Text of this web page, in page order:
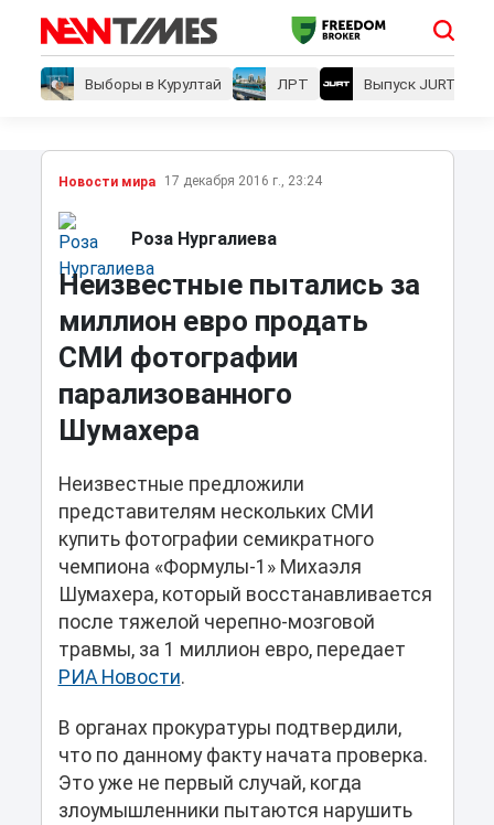
Выборы в Курултай ЛРТ Выпуск JURT
Новости мира 17 декабря 2016 г., 23:24
Роза Нургалиева
Неизвестные пытались за
миллион евро продать
СМИ фотографии
парализованного
Шумахера
Неизвестные предложили
представителям нескольких СМИ
купить фотографии семикратного
чемпиона «Формулы-1» Михаэля
Шумахера, который восстанавливается
после тяжелой черепно-мозговой
травмы, за 1 миллион евро, передает
РИА Новости.
В органах прокуратуры подтвердили,
что по данному факту начата проверка.
Это уже не первый случай, когда
злоумышленники пытаются нарушить